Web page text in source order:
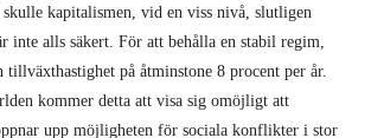
kapitalismen, vid en viss nivå, slutligen
inte alls säkert. För att behålla en stabil regim,
tillväxthastighet på åtminstone 8 procent per år.
kommer detta att visa sig omöjligt att
upp möjligheten för sociala konflikter i stor